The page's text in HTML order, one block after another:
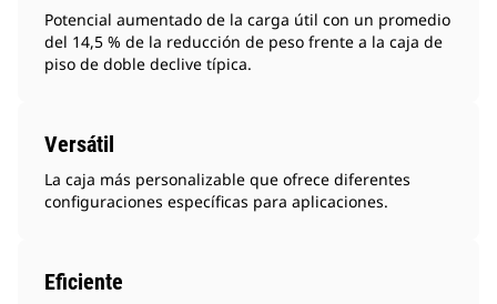
Potencial aumentado de la carga útil con un promedio
del 14,5 % de la reducción de peso frente a la caja de
piso de doble declive típica.
Versátil
La caja más personalizable que ofrece diferentes
configuraciones específicas para aplicaciones.
Eficiente